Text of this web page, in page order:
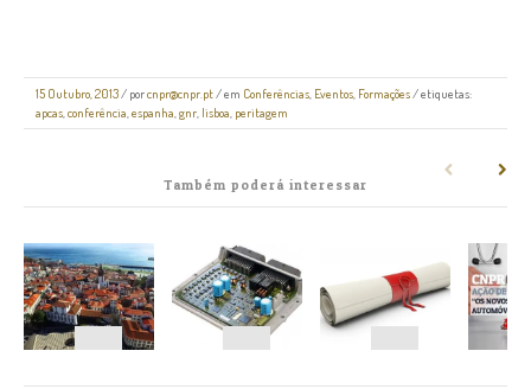
15 Outubro, 2013/ porcnpr@cnpr.pt/ em Conferências, Eventos, Formações/ etiquetas:
apcas,conferência,espanha,gnr, lisboa, peritagem
Também poderá interessar